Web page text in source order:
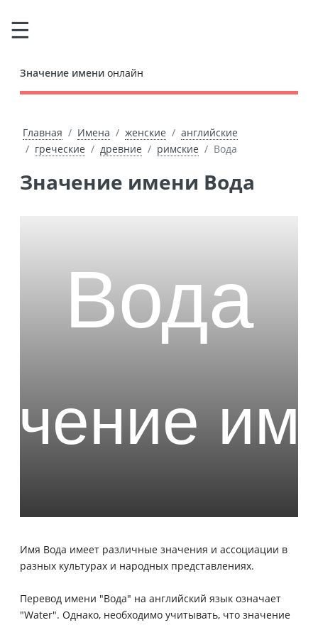
Значение имени онлайн
Главная Имена женские
английские
греческие
древние римские Вода
Значение имени Вода
Имя Вода имеет различные значения и ассоциации в
разных культурах и народных представлениях.
Перевод имени "Вода" на английский язык означает
"Water". Однако, необходимо учитывать, что значение